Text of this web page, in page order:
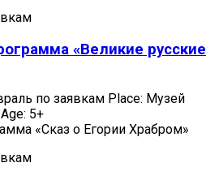
«Великие русские
по заявкам Place: Музей
5+
«Сказ о Егории Храбром»